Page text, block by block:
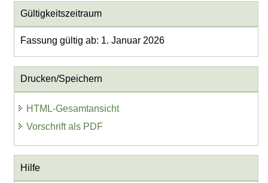
Gültigkeitszeitraum
Fassung gültig ab: 1. Januar 2026
Drucken/Speichern
HTML-Gesamtansicht
Vorschrift als PDF
Hilfe